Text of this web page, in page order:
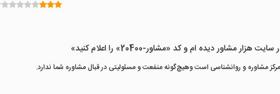
دیده ام و کد «مشاور-20400» را اعلام کنید»
مشاوره و روانشناسی است وهیچ‌گونه منفعت و مسئولیتی در قبال مشاوره شما ندارد.